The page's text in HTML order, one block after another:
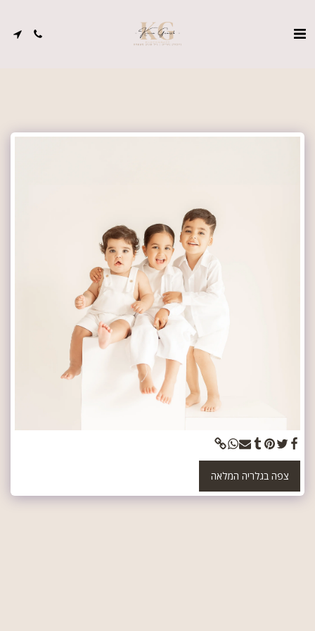
צפה בגלריה המלאה